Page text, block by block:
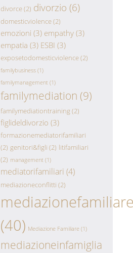
divorce(2) divorzio (6)
domesticviolence(2)
emozioni (3) empathy(3)
empatia (3) ESBI (3)
exposetodomesticviolence(2)
familybusiness(1)
familymanagement (1)
familymediation (9)
familymediationtraining(2)
figlideldivorzio (3)
formazionemediatorifamiliari
(2) genitori&figli (2) litifamiliari
(2) management (1)
mediatorifamiliari (4)
mediazioneconflitti (2)
(40) Mediazione Familiare(1)
mediazioneinfamiglia